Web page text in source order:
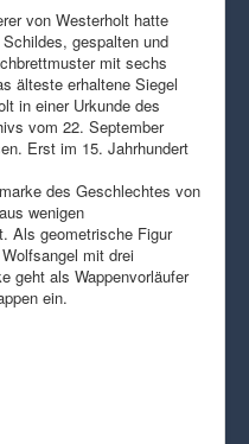
von Westerholt hatte
gespalten und
mit sechs
älteste erhaltene Siegel
in einer Urkunde des
vom 22. September
Erst im 15. Jahrhundert
des Geschlechtes von
wenigen
Als geometrische Figur
mit drei
geht als Wappenvorläufer
ein.